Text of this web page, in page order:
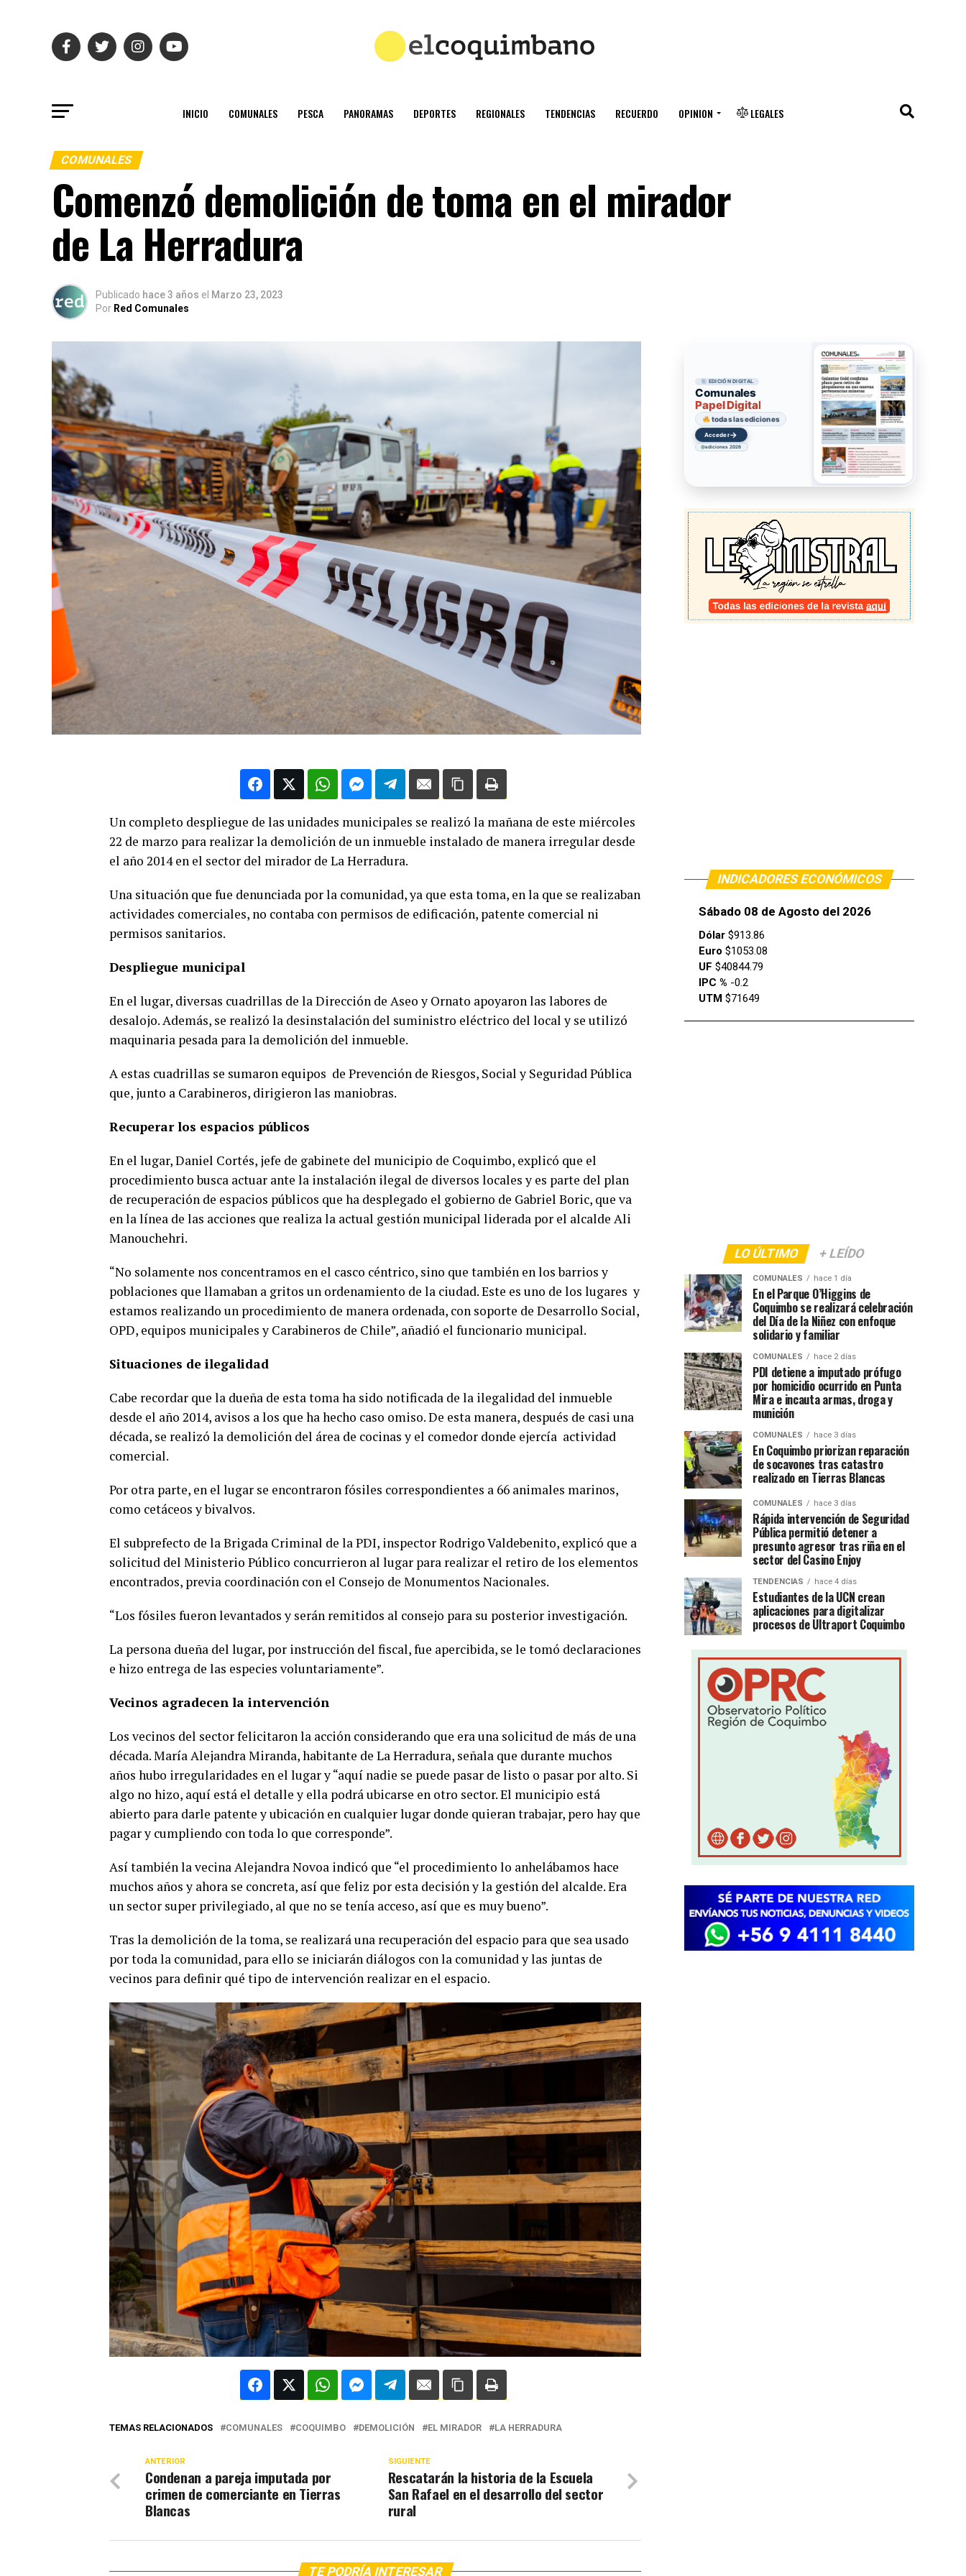
INICIO COMUNALES PESCA PANORAMAS DEPORTES REGIONALES TENDENCIAS RECUERDO OPINION LEGALES
COMUNALES
Comenzó demolición de toma en el mirador
de La Herradura
Publicado hace 3 años el Marzo 23, 2023
Por Red Comunales
Un completo despliegue de las unidades municipales se realizó la mañana de este miércoles
22 de marzo para realizar la demolición de un inmueble instalado de manera irregular desde
el año 2014 en el sector del mirador de La Herradura.
Una situación que fue denunciada por la comunidad, ya que esta toma, en la que se realizaban
actividades comerciales, no contaba con permisos de edificación, patente comercial ni
permisos sanitarios.
Despliegue municipal
En el lugar, diversas cuadrillas de la Dirección de Aseo y Ornato apoyaron las labores de
desalojo. Además, se realizó la desinstalación del suministro eléctrico del local y se utilizó
maquinaria pesada para la demolición del inmueble.
A estas cuadrillas se sumaron equipos de Prevención de Riesgos, Social y Seguridad Pública
que, junto a Carabineros, dirigieron las maniobras.
Recuperar los espacios públicos
En el lugar, Daniel Cortés, jefe de gabinete del municipio de Coquimbo, explicó que el
procedimiento busca actuar ante la instalación ilegal de diversos locales y es parte del plan
de recuperación de espacios públicos que ha desplegado el gobierno de Gabriel Boric, que va
en la línea de las acciones que realiza la actual gestión municipal liderada por el alcalde Ali
Manouchehri.
“No solamente nos concentramos en el casco céntrico, sino que también en los barrios y
poblaciones que llamaban a gritos un ordenamiento de la ciudad. Este es uno de los lugares y
estamos realizando un procedimiento de manera ordenada, con soporte de Desarrollo Social,
OPD, equipos municipales y Carabineros de Chile”, añadió el funcionario municipal.
Situaciones de ilegalidad
Cabe recordar que la dueña de esta toma ha sido notificada de la ilegalidad del inmueble
desde el año 2014, avisos a los que ha hecho caso omiso. De esta manera, después de casi una
década, se realizó la demolición del área de cocinas y el comedor donde ejercía actividad
comercial.
Por otra parte, en el lugar se encontraron fósiles correspondientes a 66 animales marinos,
como cetáceos y bivalvos.
El subprefecto de la Brigada Criminal de la PDI, inspector Rodrigo Valdebenito, explicó que a
solicitud del Ministerio Público concurrieron al lugar para realizar el retiro de los elementos
encontrados, previa coordinación con el Consejo de Monumentos Nacionales.
“Los fósiles fueron levantados y serán remitidos al consejo para su posterior investigación.
La persona dueña del lugar, por instrucción del fiscal, fue apercibida, se le tomó declaraciones
e hizo entrega de las especies voluntariamente”.
Vecinos agradecen la intervención
Los vecinos del sector felicitaron la acción considerando que era una solicitud de más de una
década. María Alejandra Miranda, habitante de La Herradura, señala que durante muchos
años hubo irregularidades en el lugar y “aquí nadie se puede pasar de listo o pasar por alto. Si
algo no hizo, aquí está el detalle y ella podrá ubicarse en otro sector. El municipio está
abierto para darle patente y ubicación en cualquier lugar donde quieran trabajar, pero hay que
pagar y cumpliendo con toda lo que corresponde”.
Así también la vecina Alejandra Novoa indicó que “el procedimiento lo anhelábamos hace
muchos años y ahora se concreta, así que feliz por esta decisión y la gestión del alcalde. Era
un sector super privilegiado, al que no se tenía acceso, así que es muy bueno”.
Tras la demolición de la toma, se realizará una recuperación del espacio para que sea usado
por toda la comunidad, para ello se iniciarán diálogos con la comunidad y las juntas de
vecinos para definir qué tipo de intervención realizar en el espacio.
TEMAS RELACIONADOS COMUNALES COQUIMBO DEMOLICIÓN EL MIRADOR LA HERRADURA
SIGUIENTE
Rescatarán la historia de la Escuela
San Rafael en el desarrollo del sector
rural
ANTERIOR
Condenan a pareja imputada por
crimen de comerciante en Tierras
Blancas
TE PODRÍA INTERESAR
EDICIÓN DIGITAL
Comunales
Papel Digital
todas las ediciones
Acceder→
ediciones 2026
INDICADORES ECONÓMICOS
Sábado 08 de Agosto del 2026
Dólar $913.86
Euro $1053.08
UF $40844.79
IPC % -0.2
UTM $71649
LO ÚLTIMO + LEÍDO
COMUNALES hace 1 día
En el Parque O’Higgins de
Coquimbo se realizará celebración
del Día de la Niñez con enfoque
solidario y familiar
COMUNALES hace 2 días
PDI detiene a imputado prófugo
por homicidio ocurrido en Punta
Mira e incauta armas, droga y
munición
COMUNALES hace 3 días
En Coquimbo priorizan reparación
de socavones tras catastro
realizado en Tierras Blancas
COMUNALES hace 3 días
Rápida intervención de Seguridad
Pública permitió detener a
presunto agresor tras riña en el
sector del Casino Enjoy
TENDENCIAS hace 4 días
Estudiantes de la UCN crean
aplicaciones para digitalizar
procesos de Ultraport Coquimbo